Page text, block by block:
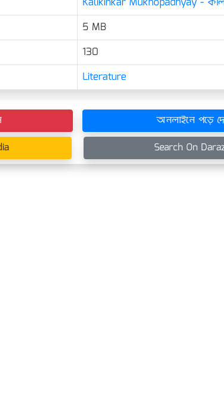
5 MB
130
Literature
অনলাইনে পড়ে
Search On